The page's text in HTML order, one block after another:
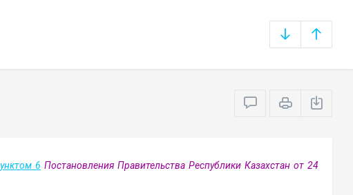
6 Постановления Правительства Республики Казахстан от 24